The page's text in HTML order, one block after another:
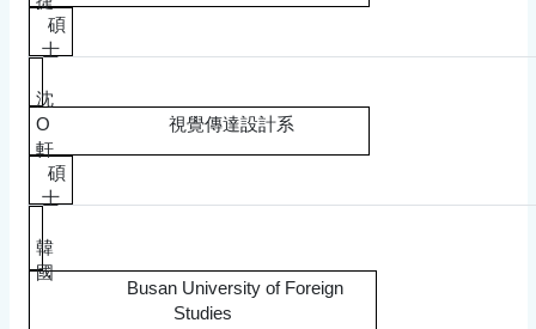
碩
士
沈
O
軒
視覺傳達設計系
碩
士
韓
國
Busan University of Foreign
Studies